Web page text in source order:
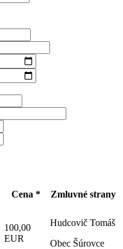
Cena * Zmluvné strany
100,00
EUR
Hudcovič Tomáš
Obec Šúrovce